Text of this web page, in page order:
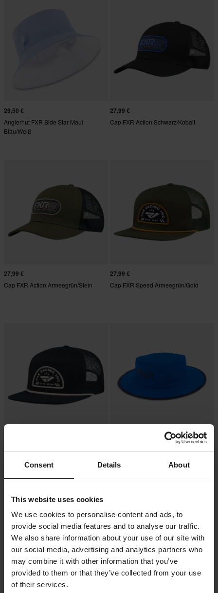
Consent Details About
This website uses cookies
We use cookies to personalise content and ads, to
provide social media features and to analyse our traffic.
We also share information about your use of our site with
our social media, advertising and analytics partners who
may combine it with other information that you’ve
provided to them or that they’ve collected from your use
of their services.
29,50 €
Anglerhut FXR Side Star Maui
Blau/Weiß
27,99 €
Cap FXR Action Schwarz/Kobalt
27,99 €
Cap FXR Action Armeegrün/Stein
27,99 €
Cap FXR Speed Armeegrün/Gold